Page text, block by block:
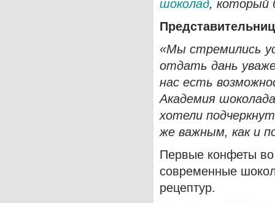
шоколад, который
«Мы стремились
отдать дань
нас есть
Академия
хотели
же важным, как и
Первые конфеты
современные
рецептур.